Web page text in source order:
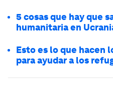
5 cosas que hay que
humanitaria en
Esto es lo que hacen
para ayudar a los